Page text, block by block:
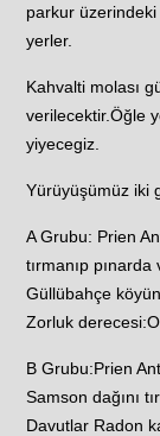
parkur
yerler.
Kahvalti molası
verilecektir.Öğle
yiyecegiz.
Yürüyüşümüz iki
A Grubu: Prien
tırmanıp
Güllübahçe
Zorluk
B Grubu:Prien
Samson dağını
Davutlar Radon